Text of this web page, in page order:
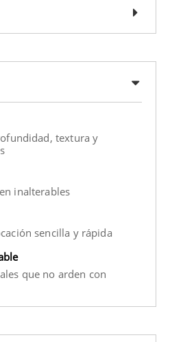
textura y
inalterables
sencilla y rápida
que no arden con